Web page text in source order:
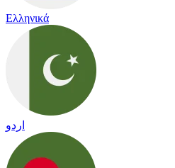
Ελληνικά
اردو